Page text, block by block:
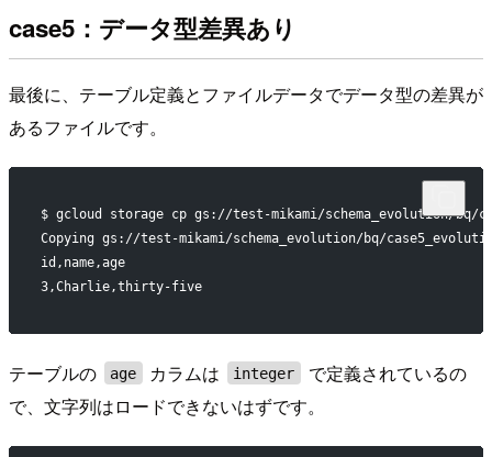
case5：データ型差異あり
最後に、テーブル定義とファイルデータでデータ型の差異が
あるファイルです。
$ gcloud storage cp gs://test-mikami/schema_evolution/bq/
Copying gs://test-mikami/schema_evolution/bq/
id,name,age
3,Charlie,thirty-five
テーブルの age カラムは integer
で定義されているの
で、文字列はロードできないはずです。